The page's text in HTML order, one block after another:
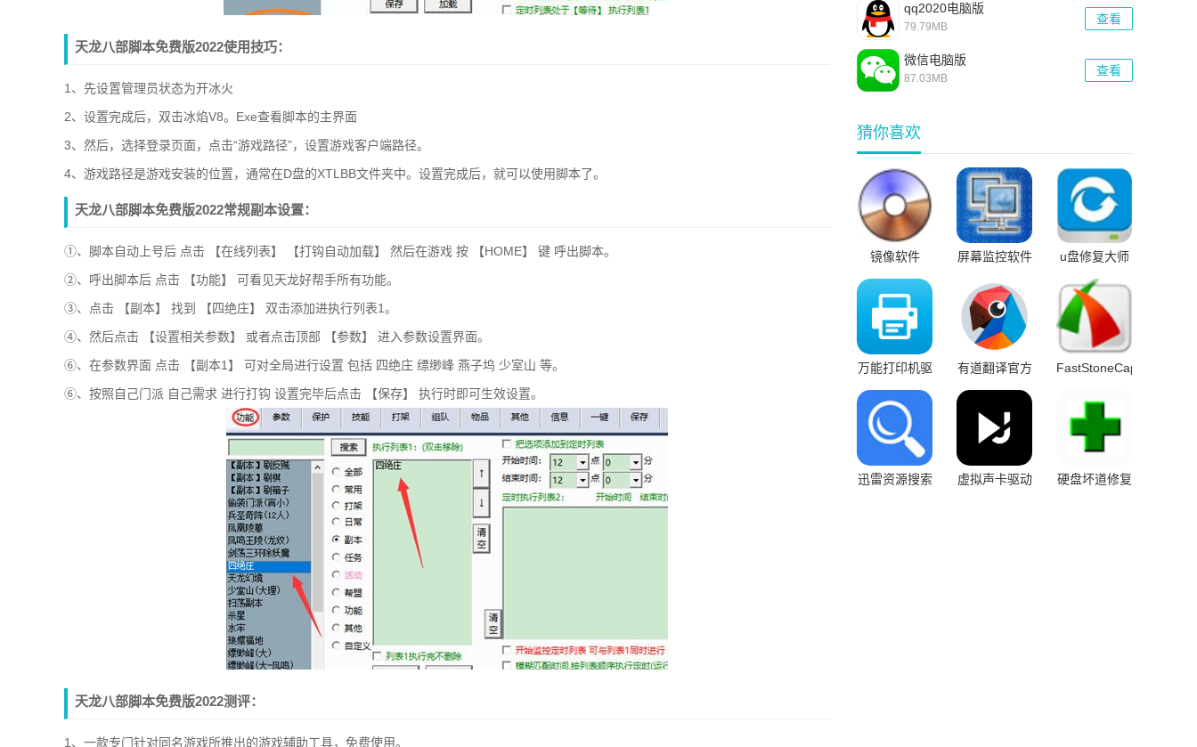
天龙八部脚本免费版2022使用技巧：
1、先设置管理员状态为开冰火
2、设置完成后，双击冰焰V8。Exe查看脚本的主界面
3、然后，选择登录页面，点击“游戏路径”，设置游戏客户端路径。
4、游戏路径是游戏安装的位置，通常在D盘的XTLBB文件夹中。设置完成后，就可以使用脚本了。
天龙八部脚本免费版2022常规副本设置：
①、脚本自动上号后 点击 【在线列表】 【打钩自动加载】 然后在游戏 按 【HOME】 键 呼出脚本。
②、呼出脚本后 点击 【功能】 可看见天龙好帮手所有功能。
③、点击 【副本】 找到 【四绝庄】 双击添加进执行列表1。
④、然后点击 【设置相关参数】 或者点击顶部 【参数】 进入参数设置界面。
⑥、在参数界面 点击 【副本1】 可对全局进行设置 包括 四绝庄 缥缈峰 燕子坞 少室山 等。
⑥、按照自己门派 自己需求 进行打钩 设置完毕后点击 【保存】 执行时即可生效设置。
天龙八部脚本免费版2022测评：
1、一款专门针对同名游戏所推出的游戏辅助工具，免费使用。
查看
qq2020电脑版
79.79MB
查看
微信电脑版
87.03MB
猜你喜欢
镜像软件
屏幕监控软件
u盘修复大师
万能打印机驱
有道翻译官方
FastStoneCapture
迅雷资源搜索
虚拟声卡驱动
硬盘坏道修复